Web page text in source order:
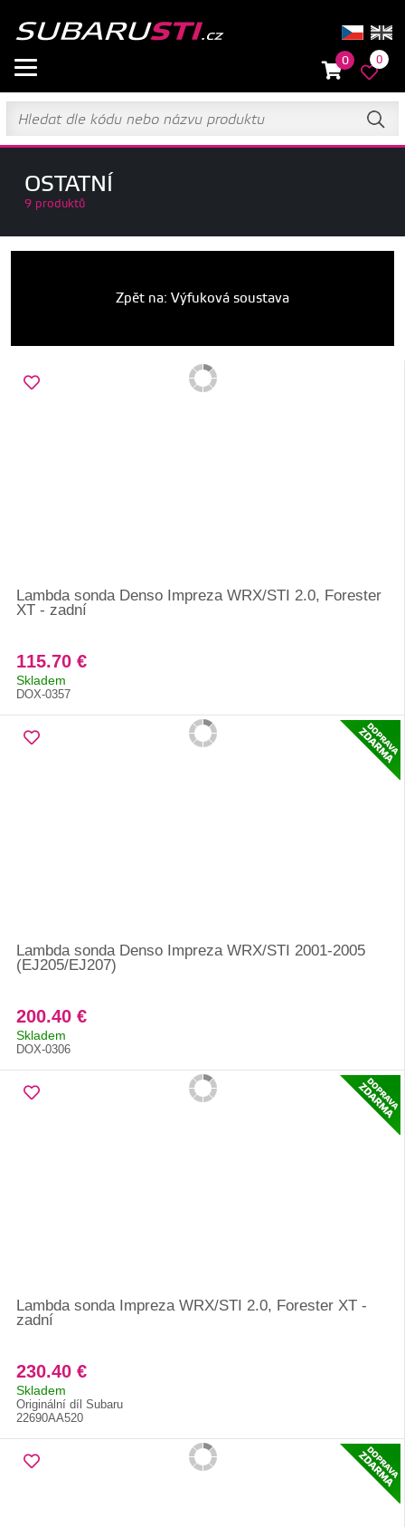
0 0
OSTATNÍ
9 produktů
Zpět na: Výfuková soustava
Lambda sonda Denso Impreza WRX/STI 2.0, Forester
XT - zadní
115.70 €
Skladem
DOX-0357
Lambda sonda Denso Impreza WRX/STI 2001-2005
(EJ205/EJ207)
200.40 €
Skladem
DOX-0306
Lambda sonda Impreza WRX/STI 2.0, Forester XT -
zadní
230.40 €
Skladem
Originální díl Subaru
22690AA520